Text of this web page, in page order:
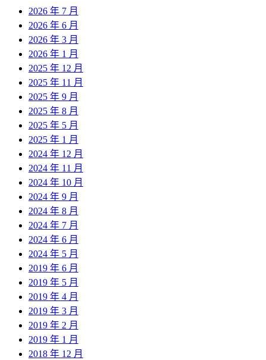
2026 年 7 月
2026 年 6 月
2026 年 3 月
2026 年 1 月
2025 年 12 月
2025 年 11 月
2025 年 9 月
2025 年 8 月
2025 年 5 月
2025 年 1 月
2024 年 12 月
2024 年 11 月
2024 年 10 月
2024 年 9 月
2024 年 8 月
2024 年 7 月
2024 年 6 月
2024 年 5 月
2019 年 6 月
2019 年 5 月
2019 年 4 月
2019 年 3 月
2019 年 2 月
2019 年 1 月
2018 年 12 月